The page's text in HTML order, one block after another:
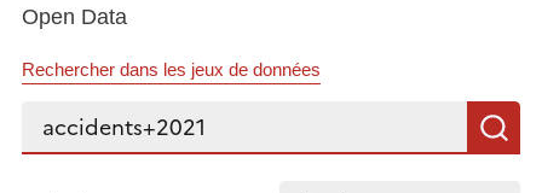
Open Data
Rechercher dans les jeux de données
Rechercher...